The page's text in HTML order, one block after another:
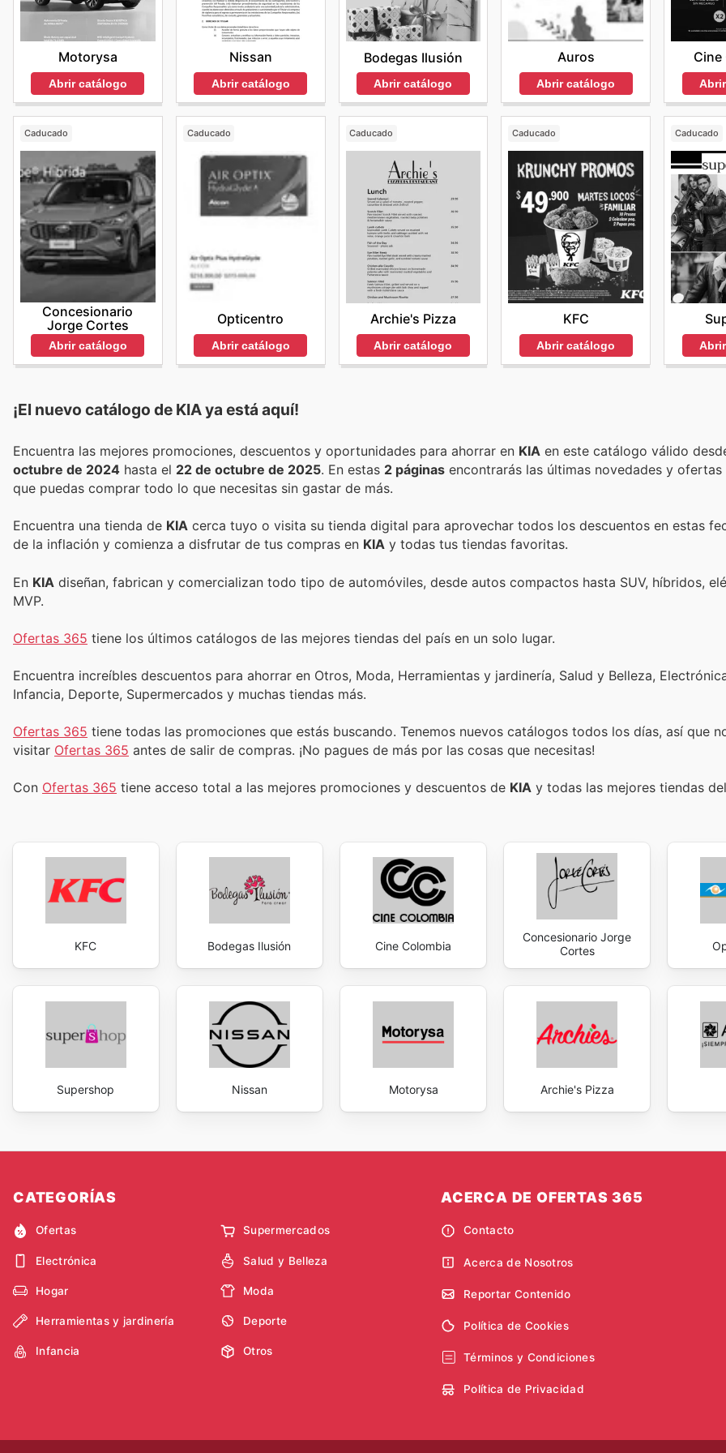
Motorysa
Abrir catálogo
Nissan
Abrir catálogo
Bodegas Ilusión
Abrir catálogo
Auros
Abrir catálogo
Cine
Caducado
Concesionario
Jorge Cortes
Abrir catálogo
Caducado
Opticentro
Abrir catálogo
Caducado
Archie's Pizza
Abrir catálogo
Caducado
KFC
Abrir catálogo
Caducado
¡El nuevo catálogo de KIAya está aquí!
Encuentra las mejores promociones, descuentos y oportunidades para ahorrar en KIA en este catálogo válido
octubre de 2024 hasta el 22 de octubre de 2025 . En estas 2 páginas encontrarás las últimas novedades y
que puedas comprar todo lo que necesitas sin gastar de más.
Encuentra una tienda de KIA cerca tuyo o visita su tienda digital para aprovechar todos los descuentos en estas
de la inflación y comienza a disfrutar de tus compras en KIA y todas tus tiendas favoritas.
En KIA diseñan, fabrican y comercializan todo tipo de automóviles, desde autos compactos hasta SUV, híbridos,
MVP.
Ofertas 365 tiene los últimos catálogos de las mejores tiendas del país en un solo lugar.
Encuentra increíbles descuentos para ahorrar en Otros, Moda, Herramientas y jardinería, Salud y Belleza,
Infancia, Deporte, Supermercados y muchas tiendas más.
Ofertas 365 tiene todas las promociones que estás buscando. Tenemos nuevos catálogos todos los días, así que
visitar Ofertas 365 antes de salir de compras. ¡No pagues de más por las cosas que necesitas!
Con Ofertas 365 tiene acceso total a las mejores promociones y descuentos de KIA y todas las mejores tiendas
KFC Bodegas Ilusión Cine Colombia
Concesionario Jorge
Cortes
Supershop Nissan Motorysa Archie's Pizza
CATEGORÍAS
Ofertas Supermercados
Electrónica Salud y Belleza
Hogar Moda
Herramientas y jardinería Deporte
Infancia Otros
ACERCA DE OFERTAS 365
Contacto
Acerca de Nosotros
Reportar Contenido
Política de Cookies
Términos y Condiciones
Política de Privacidad